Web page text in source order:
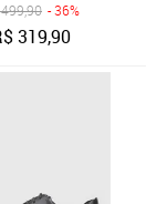
499,90 - 36%
319,90